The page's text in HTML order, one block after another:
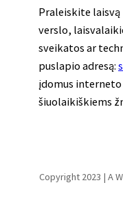
Praleiskite
verslo,
sveikatos ar
puslapio adresą:
įdomus
šiuolaikiškiems
Copyright 2023 | A